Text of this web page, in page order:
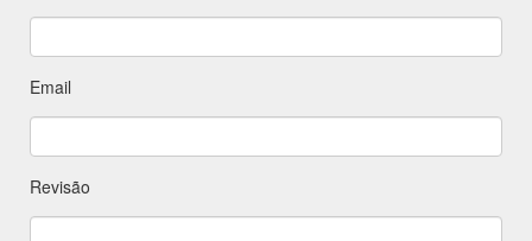
Email
Revisão